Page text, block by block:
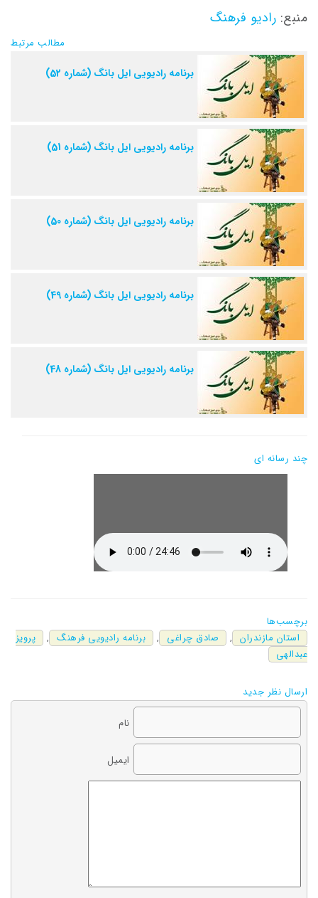
منبع: رادیو فرهنگ
مطالب مرتبط
برنامه رادیویی ایل بانگ (شماره 52)
برنامه رادیویی ایل بانگ (شماره 51)
برنامه رادیویی ایل بانگ (شماره 50)
برنامه رادیویی ایل بانگ (شماره 49)
برنامه رادیویی ایل بانگ (شماره 48)
چند رسانه ای
برچسب‌ها
استان مازندران , صادق چراغی , برنامه رادیویی فرهنگ ,
پرویز
عبدالهی
ارسال نظر جدید
نام
ایمیل